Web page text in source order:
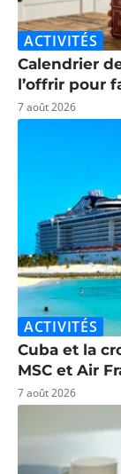
ACTIVITÉS
Calendrier
l’offrir pour
7 août 2026
ACTIVITÉS
Cuba et la
MSC et Air
7 août 2026